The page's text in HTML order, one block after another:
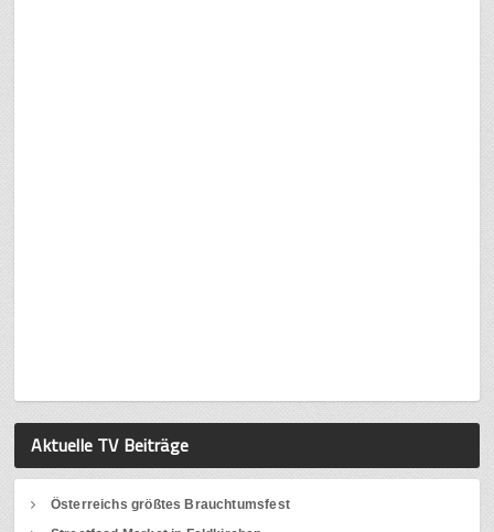
Aktuelle TV Beiträge
Österreichs größtes Brauchtumsfest